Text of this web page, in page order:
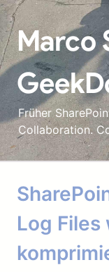
Marco
Früher
Collaboration.
Log